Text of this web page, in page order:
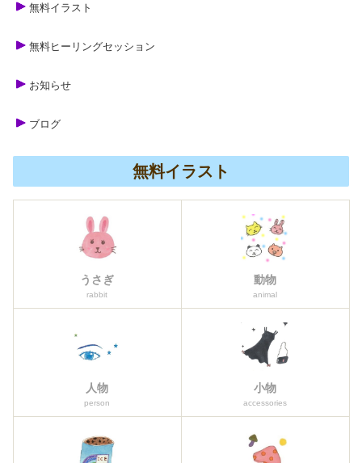
無料イラスト
無料ヒーリングセッション
お知らせ
ブログ
無料イラスト
うさぎ
rabbit
動物
animal
人物
person
小物
accessories